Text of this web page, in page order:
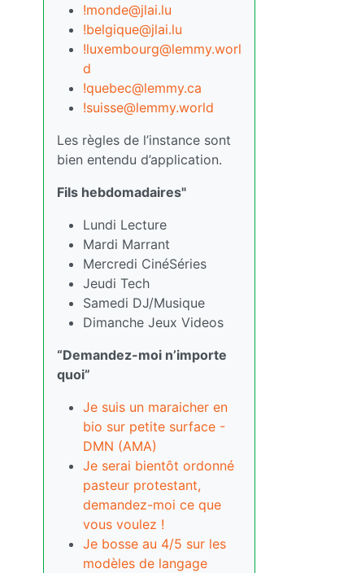
!monde@jlai.lu
!belgique@jlai.lu
!luxembourg@lemmy.worl
d
!quebec@lemmy.ca
!suisse@lemmy.world
Les règles de l’instance sont
bien entendu d’application.
Fils hebdomadaires"
Lundi Lecture
Mardi Marrant
Mercredi CinéSéries
Jeudi Tech
Samedi DJ/Musique
Dimanche Jeux Videos
“Demandez-moi n’importe
quoi”
Je suis un maraicher en
bio sur petite surface -
DMN (AMA)
Je serai bientôt ordonné
pasteur protestant,
demandez-moi ce que
vous voulez !
Je bosse au 4/5 sur les
modèles de langage